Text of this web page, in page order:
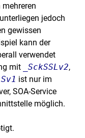
jedoch
gewissen
kann der
verwendet
mit
_SckSSLv2,
ist nur im
SOA-Service
möglich.